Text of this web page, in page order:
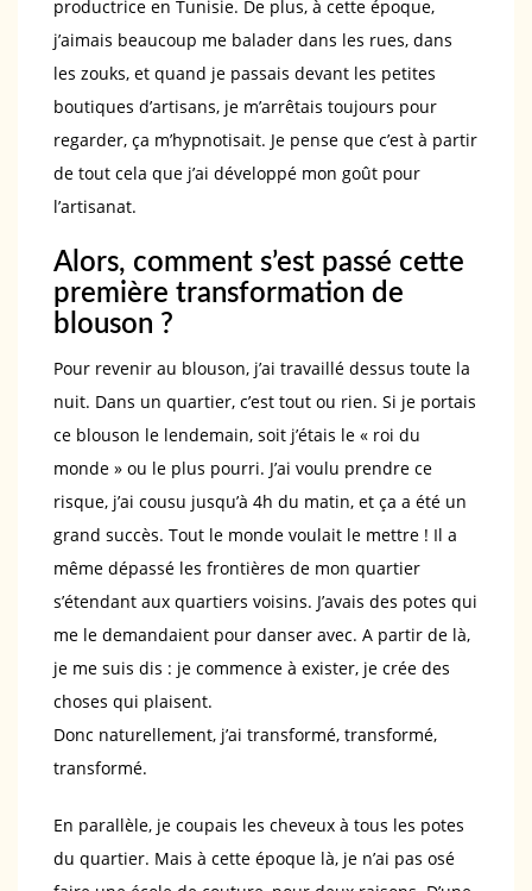
productrice en Tunisie. De plus, à cette époque,
j’aimais beaucoup me balader dans les rues, dans
les zouks, et quand je passais devant les petites
boutiques d’artisans, je m’arrêtais toujours pour
regarder, ça m’hypnotisait. Je pense que c’est à partir
de tout cela que j’ai développé mon goût pour
l’artisanat.
Alors, comment s’est passé cette
première transformation de
blouson ?
Pour revenir au blouson, j’ai travaillé dessus toute la
nuit. Dans un quartier, c’est tout ou rien. Si je portais
ce blouson le lendemain, soit j’étais le « roi du
monde » ou le plus pourri. J’ai voulu prendre ce
risque, j’ai cousu jusqu’à 4h du matin, et ça a été un
grand succès. Tout le monde voulait le mettre ! Il a
même dépassé les frontières de mon quartier
s’étendant aux quartiers voisins. J’avais des potes qui
me le demandaient pour danser avec. A partir de là,
je me suis dis : je commence à exister, je crée des
choses qui plaisent.
Donc naturellement, j’ai transformé, transformé,
transformé.
En parallèle, je coupais les cheveux à tous les potes
du quartier. Mais à cette époque là, je n’ai pas osé